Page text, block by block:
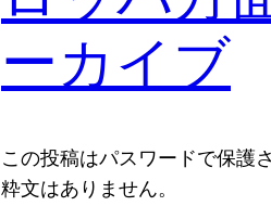
ーカイブ
この投稿はパスワードで保護
粋文はありません。